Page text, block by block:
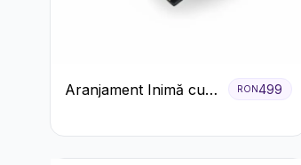
Aranjament Inimă cu
Floarea Miresei
RON499